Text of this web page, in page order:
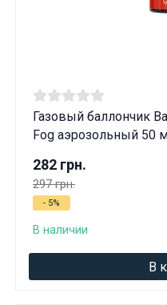
Газовый баллончик
Fog аэрозольный 50
282 грн.
297 грн.
- 5%
В наличии
В